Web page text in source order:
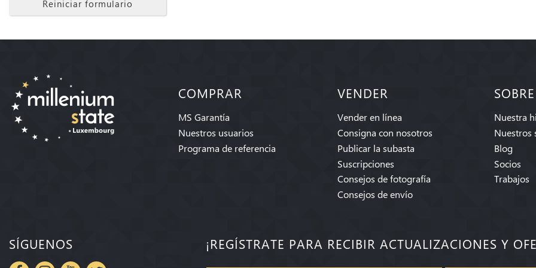
Reiniciar formulario
COMPRAR
MS Garantía
Nuestros usuarios
Programa de referencia
VENDER
Vender en línea
Consigna con nosotros
Publicar la subasta
Suscripciones
Consejos de fotografía
Consejos de envío
Nuestra
Nuestros
Blog
Socios
Trabajos
SÍGUENOS ¡REGÍSTRATE PARA RECIBIR ACTUALIZACIONES Y